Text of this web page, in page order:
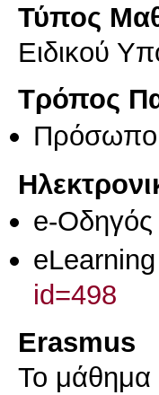
Τύπος
Ειδικού
Τρόπος
e-
id=498
Erasmus
Το μάθημα